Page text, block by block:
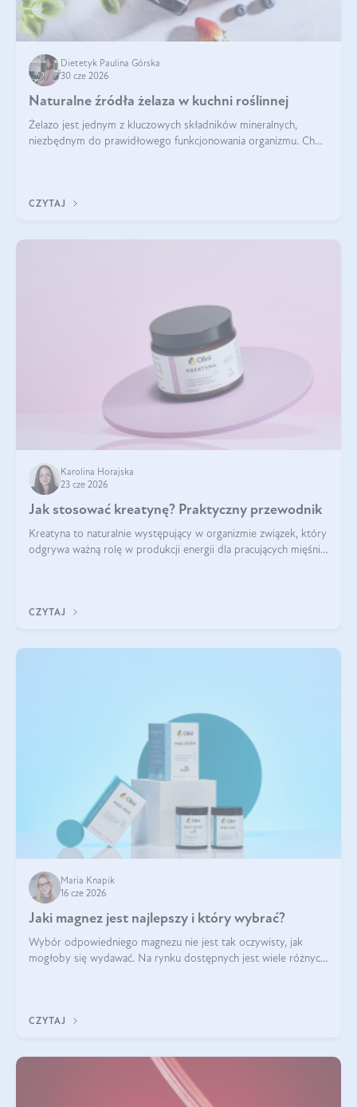
Dietetyk Paulina Górska
30 cze 2026
Naturalne źródła żelaza w kuchni roślinnej
Żelazo jest jednym z kluczowych składników mineralnych,
niezbędnym do prawidłowego funkcjonowania organizmu. Choć
CZYTAJ
Karolina Horajska
23 cze 2026
Jak stosować kreatynę? Praktyczny przewodnik
Kreatyna to naturalnie występujący w organizmie związek, który
odgrywa ważną rolę w produkcji energii dla pracujących mięśni.
CZYTAJ
Maria Knapik
16 cze 2026
Jaki magnez jest najlepszy i który wybrać?
Wybór odpowiedniego magnezu nie jest tak oczywisty, jak
mogłoby się wydawać. Na rynku dostępnych jest wiele różnych
CZYTAJ